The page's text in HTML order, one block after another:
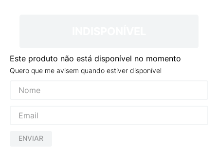
Este produto não está disponível no momento
Quero que me avisem quando estiver disponível
ENVIAR